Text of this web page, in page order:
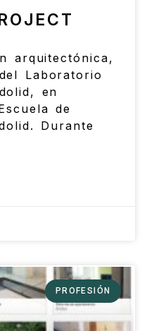
arquitectónica,
Laboratorio
en
de
Durante
PROFESIÓN